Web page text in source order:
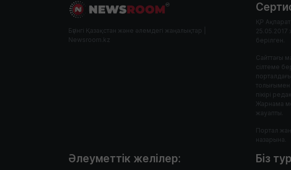
Бүгінгі Қазақстан және әлемдегі жаңалықтар |
Newsroom.kz
ҚР
25.05.2017
берілген.
Сайттағы
сілтеме
толығымен
пікірі
Жарнама
жауапты.
Портал
назарына.
Біз
Әлеуметтік желілер: